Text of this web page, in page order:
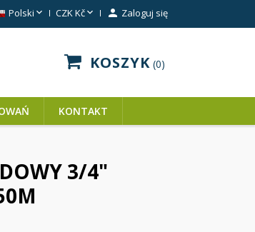
Polski  CZK Kč  Zaloguj się
KOSZYK 0
KONTAKT
3/4"